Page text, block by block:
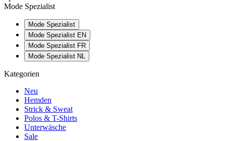
Mode Spezialist
Mode Spezialist
Mode Spezialist EN
Mode Spezialist FR
Mode Spezialist NL
Kategorien
Neu
Hemden
Strick & Sweat
Polos & T-Shirts
Unterwäsche
Sale